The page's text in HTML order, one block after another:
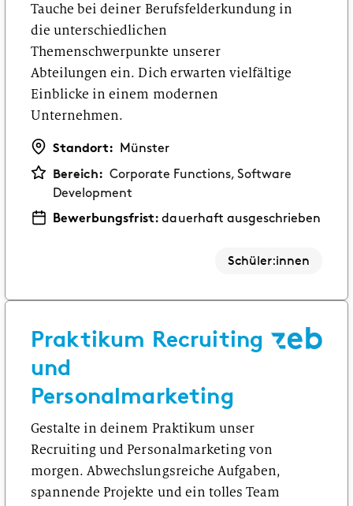
Tauche bei deiner Berufsfelderkundung in
die unterschiedlichen
Themenschwerpunkte unserer
Abteilungen ein. Dich erwarten vielfältige
Einblicke in einem modernen
Unternehmen.
Standort: Münster
Bereich: Corporate Functions, Software
Development
Bewerbungsfrist:dauerhaft ausgeschrieben
Schüler:innen
Praktikum Recruiting
und
Personalmarketing
Gestalte in deinem Praktikum unser
Recruiting und Personalmarketing von
morgen. Abwechslungsreiche Aufgaben,
spannende Projekte und ein tolles Team